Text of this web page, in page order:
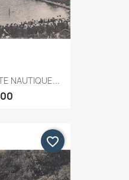
NAUTIQUE...
favorite_border